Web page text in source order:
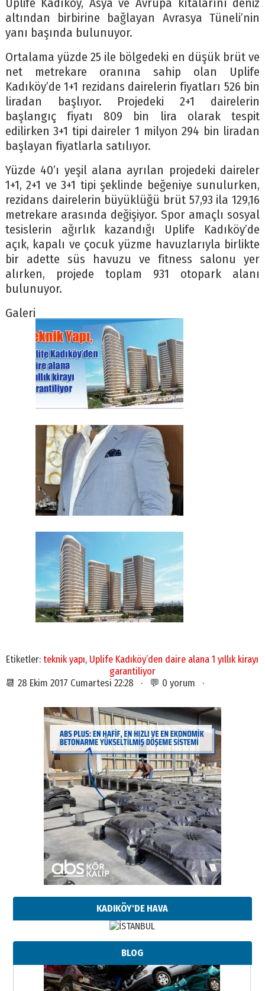
Uplife Kadıköy, Asya ve Avrupa kıtalarını deniz
altından birbirine bağlayan Avrasya Tüneli’nin
yanı başında bulunuyor.
Ortalama yüzde 25 ile bölgedeki en düşük brüt ve
net metrekare oranına sahip olan Uplife
Kadıköy’de 1+1 rezidans dairelerin fiyatları 526 bin
liradan başlıyor. Projedeki 2+1 dairelerin
başlangıç fiyatı 809 bin lira olarak tespit
edilirken 3+1 tipi daireler 1 milyon 294 bin liradan
başlayan fiyatlarla satılıyor.
Yüzde 40’ı yeşil alana ayrılan projedeki daireler
1+1, 2+1 ve 3+1 tipi şeklinde beğeniye sunulurken,
rezidans dairelerin büyüklüğü brüt 57,93 ila 129,16
metrekare arasında değişiyor. Spor amaçlı sosyal
tesislerin ağırlık kazandığı Uplife Kadıköy’de
açık, kapalı ve çocuk yüzme havuzlarıyla birlikte
bir adette süs havuzu ve fitness salonu yer
alırken, projede toplam 931 otopark alanı
bulunuyor.
Galeri
Etiketler: teknik yapı, Uplife Kadıköy’den daire alana 1 yıllık kirayı
garantiliyor
📆 28 Ekim 2017 Cumartesi 22:28 · 💬 0 yorum ·
KADIKÖY'DE HAVA
BLOG
03 Ağustos 2026 Pazartesi